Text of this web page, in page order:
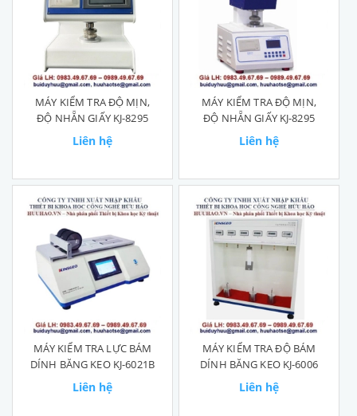
MÁY KIỂM TRA ĐỘ MỊN,
ĐỘ NHẴN GIẤY KJ-8295
Liên hệ
MÁY KIỂM TRA ĐỘ MỊN,
ĐỘ NHẴN GIẤY KJ-8295
Liên hệ
MÁY KIỂM TRA LỰC BÁM
DÍNH BĂNG KEO KJ-6021B
Liên hệ
MÁY KIỂM TRA ĐỘ BÁM
DÍNH BĂNG KEO KJ-6006
Liên hệ